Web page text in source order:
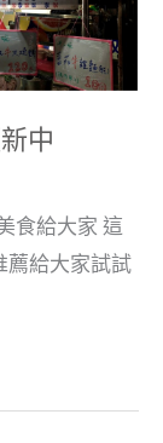
中
食給大家 這
薦給大家試試